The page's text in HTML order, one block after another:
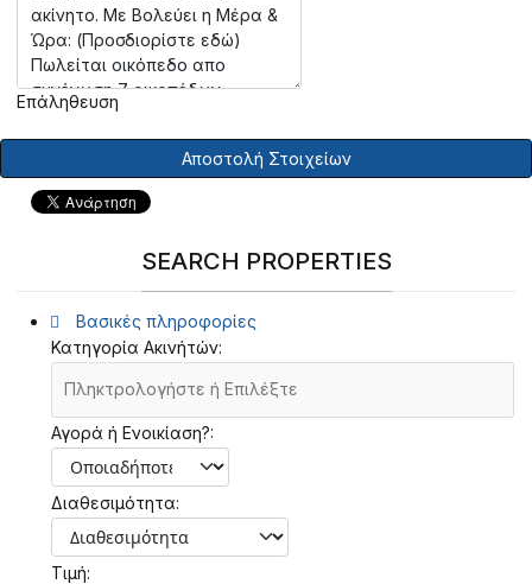
Επάληθευση
Αποστολή Στοιχείων
SEARCH PROPERTIES
Βασικές πληροφορίες
Κατηγορία Ακινήτών:
Αγορά ή Ενοικίαση?:
Διαθεσιμότητα:
Τιμή: